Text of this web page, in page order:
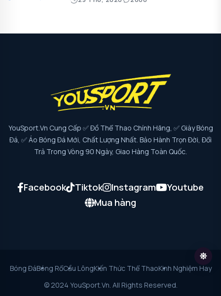
YouSport.vn Cung Cấp ✅ Đồ Thể Thao Chính Hãng, ✅ Giày Bóng
Đá, ✅ Áo Bóng Đá Mới, Chất Lượng Nhất. Bảo Hành Trọn Đời, Đổi
Trả Trong Vòng 90 Ngày, Giao Hàng Toàn Quốc.
Facebook Tiktok Instagram
Youtube
Mua hàng
Bóng ĐáBóng RổCầu LôngKiến Thức Thể ThaoKinh Nghiệm Hay
© 2024 YouSport.vn. All Rights Reserved.